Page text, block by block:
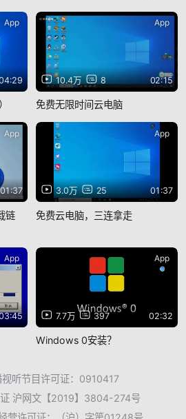
App
10.4万 8 02:15
App
免费无限时间云电脑
01:37
App
链
3.0万 25 01:37
App
免费云电脑，三连拿走
App
7.7万 397 02:32
App
Windows 0安装？
听节目许可证：0910417
证 沪网文【2019】3804-274号